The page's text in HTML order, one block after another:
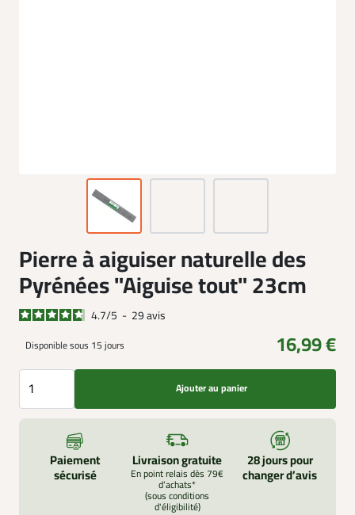
Pierre à aiguiser naturelle des
Pyrénées "Aiguise tout" 23cm
4.7/5 - 29avis
Disponible sous 15 jours 16,99 €
Ajouter au panier
Paiement
sécurisé
Livraison gratuite
En point relais dès 79€
d’achats*
(sous conditions
d'éligibilité)
28 jours pour
changer d’avis